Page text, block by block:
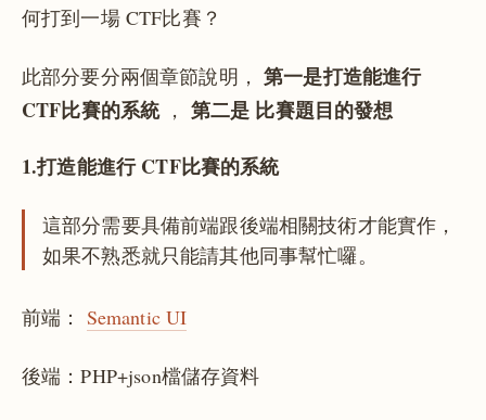
何打到一場 CTF比賽？
此部分要分兩個章節說明，第一是打造能進行
CTF比賽的系統， 第二是 比賽題目的發想
1.打造能進行 CTF比賽的系統
這部分需要具備前端跟後端相關技術才能實作，
如果不熟悉就只能請其他同事幫忙囉。
前端： Semantic UI
後端：PHP+json檔儲存資料